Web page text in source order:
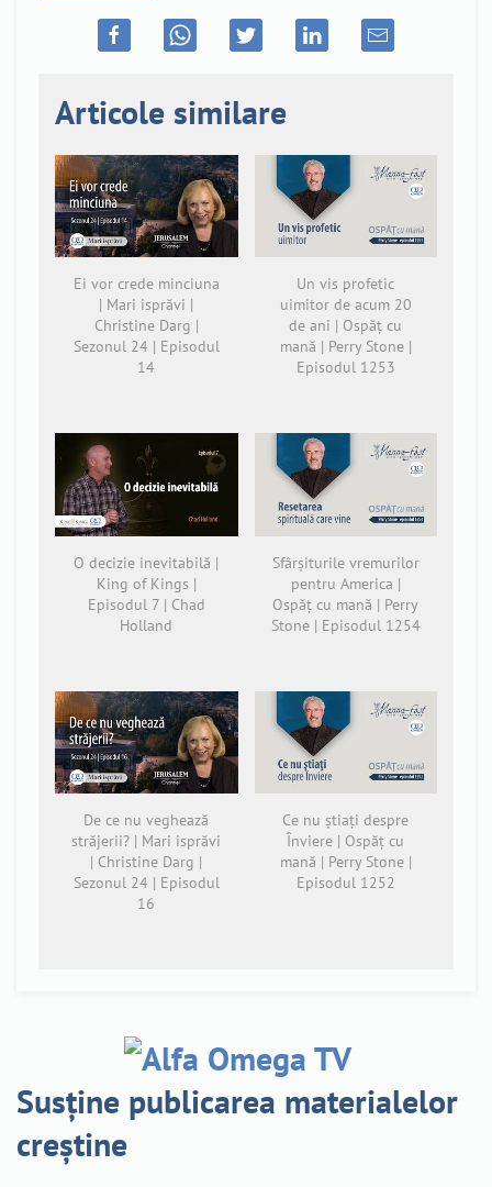
Articole similare
Ei vor crede minciuna
| Mari isprăvi |
Christine Darg |
Sezonul 24 | Episodul
14
Un vis profetic
uimitor de acum 20
de ani | Ospăț cu
mană | Perry Stone |
Episodul 1253
O decizie inevitabilă |
King of Kings |
Episodul 7 | Chad
Holland
Sfârșiturile vremurilor
pentru America |
Ospăț cu mană | Perry
Stone | Episodul 1254
De ce nu veghează
străjerii? | Mari isprăvi
| Christine Darg |
Sezonul 24 | Episodul
16
Ce nu știați despre
Înviere | Ospăț cu
mană | Perry Stone |
Episodul 1252
Susține publicarea materialelor
creștine